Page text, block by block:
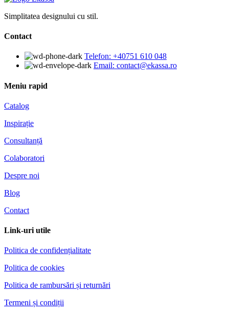
Simplitatea designului cu stil.
Contact
Telefon: +40751 610 048
Email: contact@ekassa.ro
Meniu rapid
Catalog
Inspirație
Consultanță
Colaboratori
Despre noi
Blog
Contact
Link-uri utile
Politica de confidențialitate
Politica de cookies
Politica de rambursări și returnări
Termeni și condiții